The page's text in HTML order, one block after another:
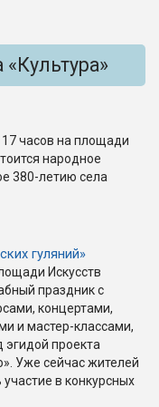
17 часов на площади
народное
380-летию села
гуляний»
Искусств
праздник с
концертами,
и мастер-классами,
эгидой проекта
Уже сейчас жителей
в конкурсных